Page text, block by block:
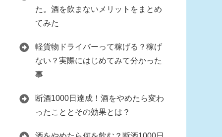
た。酒を飲まないメリットをまとめ
てみた
軽貨物ドライバーって稼げる？稼げ
ない？実際にはじめてみて分かった
事
断酒1000日達成！酒をやめたら変わ
ったこととその効果とは？